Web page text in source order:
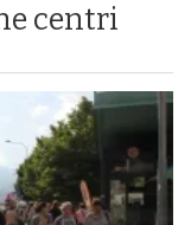
centri